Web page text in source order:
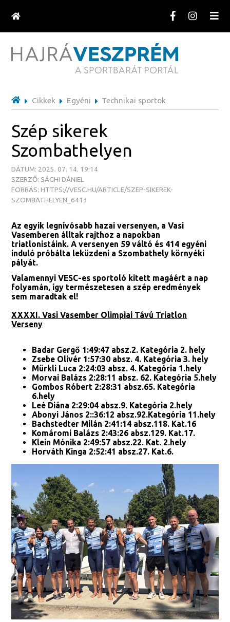
Cikkek Egyéni Technikai sportok
Szép sikerek
Szombathelyen
DÁTUM: 2025. 07. 14. 19:14
SZERZŐ: SÁGHI DÁNIEL
FORRÁS: HTTPS://VESC.HU/ARTICLE/SZEP-SIKEREK-
SZOMBATHELYEN_6413
Az egyik legnívósabb hazai versenyen, a Vasi
Vasemberen álltak rajthoz a napokban
triatlonistáink. A versenyen 59 váltó és 414 egyéni
induló próbálta leküzdeni a Szombathely környéki
pályát.
Valamennyi VESC-es sportoló kitett magáért a nap
folyamán, így természetesen a szép eredmények
sem maradtak el!
XXXXI. Vasi Vasember Olimpiai Távú Triatlon
Verseny
Badar Gergő 1:49:47 absz.2. Kategória 2. hely
Zsebe Olivér 1:57:30 absz. 4. Kategória 3. hely
Mürkli Luca 2:24:03 absz. 4. Kategória 1.hely
Morvai Balázs 2:28:11 absz. 62. Kategória 5.hely
Gombos Róbert 2:28:31 absz.65. Kategória
6.hely
Leé Diána 2:29:04 absz.9. Kategória 2.hely
Abonyi János 2::36:12 absz.92.Kategória 11.hely
Bachstedter Milán 2:41:14 absz.118. Kat.16
Komáromi Balázs 2:43:26 absz.129. Kat.17.
Klein Mónika 2:49:57 absz.22. Kat. 2.hely
Horváth Kinga 2:52:41 absz.27. Kat.6.